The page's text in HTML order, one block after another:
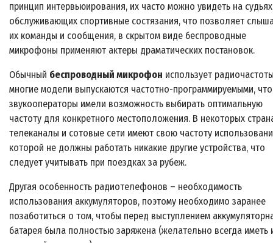
принцип интервьюирования, их часто можно увидеть на
обслуживающих спортивные состязания, что позволяет
их команды и сообщения, в скрытом виде беспроводные
микрофоны применяют актеры драматических постановок.
Обычный беспроводный микрофон использует
многие модели выпускаются частотно-программируемыми,
звукооператоры имели возможность выбирать оптимальную
частоту для конкретного местоположения. В некоторых
телеканалы и сотовые сети имеют свою частоту
которой не должны работать никакие другие устройства, что
следует учитывать при поездках за рубеж.
Другая особенность радиотелефонов – необходимость
использования аккумуляторов, поэтому необходимо заранее
позаботиться о том, чтобы перед выступлением
батарея была полностью заряжена (желательно всегда иметь